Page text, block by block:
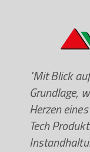
"Mit Blick
Grundlage,
Herzen
Tech